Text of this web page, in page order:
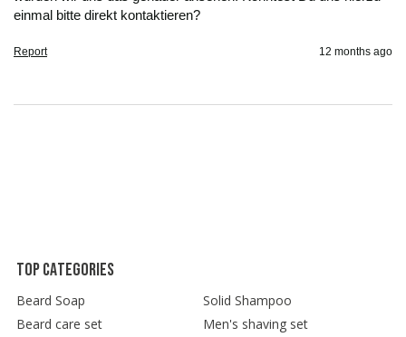
einmal bitte direkt kontaktieren?
Report 12 months ago
Top categories
Beard Soap
Solid Shampoo
Beard care set
Men's shaving set